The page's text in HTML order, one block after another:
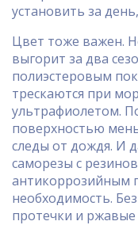
установить за
Цвет тоже важен.
выгорит за два
полиэстеровым
трескаются при
ультрафиолетом.
поверхностью
следы от дождя. И
саморезы с
антикоррозийным
необходимость.
протечки и ржавые